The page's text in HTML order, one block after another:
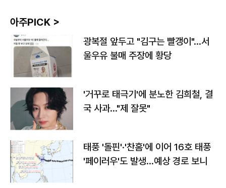
아주PICK >
광복절 앞두고 "김구는 빨갱이"…서
울우유 불매 주장에 황당
'거꾸로 태극기'에 분노한 김희철, 결
국 사과…"제 잘못"
태풍 '돌핀'·'찬홈'에 이어 16호 태풍
'페이러우'도 발생…예상 경로 보니